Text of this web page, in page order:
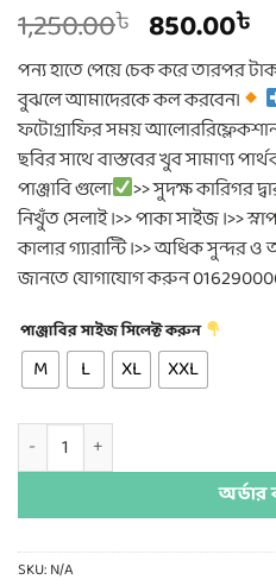
1,250.00৳ Original
price
was:
1,250.00৳
850.00৳
পন্য হাতে পেয়ে চেক করে তারপর
বুঝলে আমাদেরকে কল করবেন।
ফটোগ্রাফির সময় আলোররিফ্লেকশান,
ছবির সাথে বাস্তবের খুব সামাণ্য
পাঞ্জাবি গুলো
>> সুদক্ষ কারিগর
নিখুঁত সেলাই ।>> পাকা সাইজ ।>>
কালার গ্যারান্টি ।>> অধিক
জানতে যোগাযোগ করুন
পাঞ্জাবির সাইজ সিলেক্ট করুন
M L XL XXL
ডিজিটাল কটন- D-3 quantity
SKU:N/A